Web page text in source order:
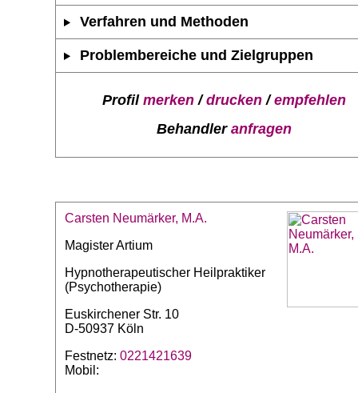
Verfahren und Methoden
Problembereiche und Zielgruppen
Profil merken/drucken/empfehlen
Behandler anfragen
Carsten Neumärker, M.A.
Magister Artium
Hypnotherapeutischer Heilpraktiker
(Psychotherapie)
Euskirchener Str. 10
D-50937 Köln
Festnetz: 0221421639
Mobil: